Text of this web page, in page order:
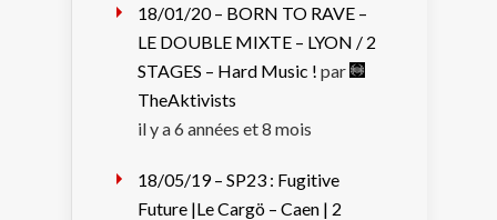
18/01/20 – BORN TO RAVE –
LE DOUBLE MIXTE – LYON / 2
STAGES – Hard Music ! par
TheAktivists
il y a 6 années et 8 mois
18/05/19 – SP23 : Fugitive
Future |Le Cargö – Caen | 2